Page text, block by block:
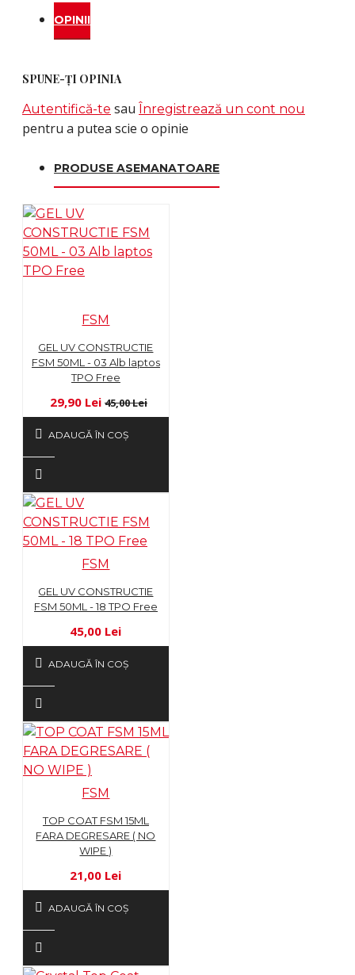
OPINII
SPUNE-ŢI OPINIA
Autentifică-te sau Înregistrează un cont nou
pentru a putea scie o opinie
PRODUSE ASEMANATOARE
FSM
GEL UV CONSTRUCTIE
FSM 50ML - 03 Alb laptos
TPO Free
29,90 Lei 45,00 Lei
ADAUGĂ ÎN COŞ
FSM
GEL UV CONSTRUCTIE
FSM 50ML - 18 TPO Free
45,00 Lei
ADAUGĂ ÎN COŞ
FSM
TOP COAT FSM 15ML
FARA DEGRESARE ( NO
WIPE )
21,00 Lei
ADAUGĂ ÎN COŞ